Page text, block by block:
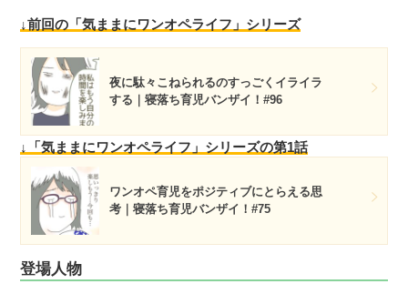
↓前回の「気ままにワンオペライフ」シリーズ
夜に駄々こねられるのすっごくイライラ
する｜寝落ち育児バンザイ！#96
↓「気ままにワンオペライフ」シリーズの第1話
ワンオペ育児をポジティブにとらえる思
考｜寝落ち育児バンザイ！#75
登場人物